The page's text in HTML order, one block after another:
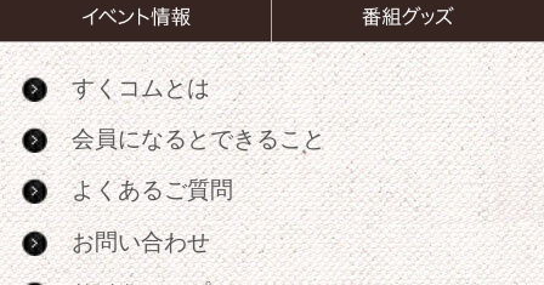
すくコムとは
会員になるとできること
よくあるご質問
お問い合わせ